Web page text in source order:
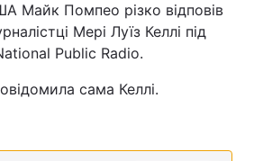
Майк Помпео різко відповів
Мері Луїз Келлі під
Public Radio.
сама Келлі.